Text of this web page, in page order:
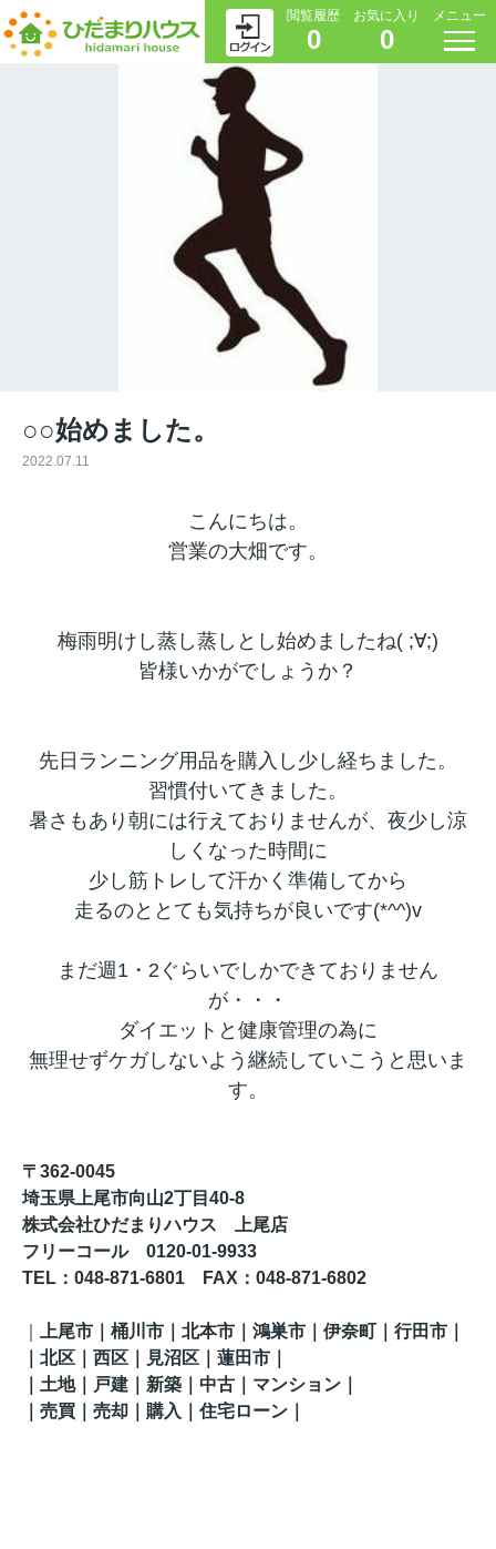
閲覧履歴
0
お気に入り
0
メニュー
○○始めました。
2022.07.11
こんにちは。
営業の大畑です。
梅雨明けし蒸し蒸しとし始めましたね( ;∀;)
皆様いかがでしょうか？
先日ランニング用品を購入し少し経ちました。
習慣付いてきました。
暑さもあり朝には行えておりませんが、夜少し涼
しくなった時間に
少し筋トレして汗かく準備してから
走るのととても気持ちが良いです(*^^)v
まだ週1・2ぐらいでしかできておりません
が・・・
ダイエットと健康管理の為に
無理せずケガしないよう継続していこうと思いま
す。
〒362-0045
埼玉県上尾市向山2丁目40-8
株式会社ひだまりハウス 上尾店
フリーコール 0120-01-9933
TEL ：048-871-6801 FAX ： 048-871-6802
上尾市｜桶川市｜北本市｜鴻巣市｜伊奈町 ｜行田市
北区 ｜西区｜見沼区 ｜蓮田市
｜土地｜戸建｜新築｜中古｜マンション｜
｜売買｜売却｜購入｜住宅ローン｜